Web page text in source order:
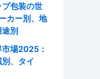
包装の世
カー別、地
途別
場2025：
、タイ